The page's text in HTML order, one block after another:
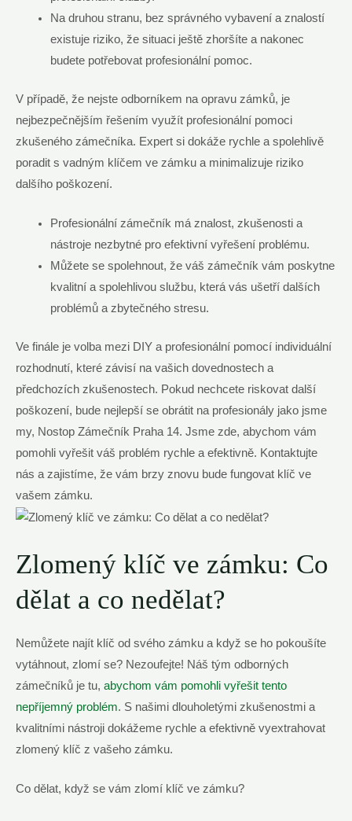
Na druhou stranu, bez správného vybavení a znalostí
existuje riziko, že situaci ještě zhoršíte a nakonec
budete potřebovat profesionální pomoc.
V případě, že nejste odborníkem na opravu zámků, je
nejbezpečnějším řešením využít profesionální pomoci
zkušeného zámečníka. Expert si dokáže rychle a spolehlivě
poradit s vadným klíčem ve zámku a minimalizuje riziko
dalšího poškození.
Profesionální zámečník má znalost, zkušenosti a
nástroje nezbytné pro efektivní vyřešení problému.
Můžete se spolehnout, že váš zámečník vám poskytne
kvalitní a spolehlivou službu, která vás ušetří dalších
problémů a zbytečného stresu.
Ve finále je volba mezi DIY a profesionální pomocí individuální
rozhodnutí, které závisí na vašich dovednostech a
předchozích zkušenostech. Pokud nechcete riskovat další
poškození, bude nejlepší se obrátit na profesionály jako jsme
my, Nostop Zámečník Praha 14. Jsme zde, abychom vám
pomohli vyřešit váš problém rychle a efektivně. Kontaktujte
nás a zajistíme, že vám brzy znovu bude fungovat klíč ve
vašem zámku.
Zlomený klíč ve zámku: Co
dělat a co nedělat?
Nemůžete najít klíč od svého zámku a když se ho pokoušíte
vytáhnout, zlomí se? Nezoufejte! Náš tým odborných
zámečníků je tu, abychom vám pomohli vyřešit tento
nepříjemný problém. S našimi dlouholetými zkušenostmi a
kvalitními nástroji dokážeme rychle a efektivně vyextrahovat
zlomený klíč z vašeho zámku.
Co dělat, když se vám zlomí klíč ve zámku?